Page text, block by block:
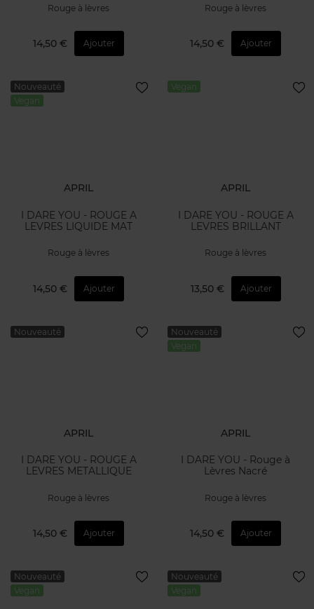
Rouge à lèvres
14,50 € Ajouter
Rouge à lèvres
14,50 € Ajouter
Nouveauté
Vegan
APRIL
I DARE YOU - ROUGE A
LEVRES LIQUIDE MAT
Rouge à lèvres
14,50 € Ajouter
Vegan
APRIL
I DARE YOU - ROUGE A
LEVRES BRILLANT
Rouge à lèvres
13,50 € Ajouter
Nouveauté
APRIL
I DARE YOU - ROUGE A
LEVRES METALLIQUE
Rouge à lèvres
14,50 € Ajouter
Nouveauté
Vegan
APRIL
I DARE YOU - Rouge à
Lèvres Nacré
Rouge à lèvres
14,50 € Ajouter
Nouveauté
Vegan
Nouveauté
Vegan